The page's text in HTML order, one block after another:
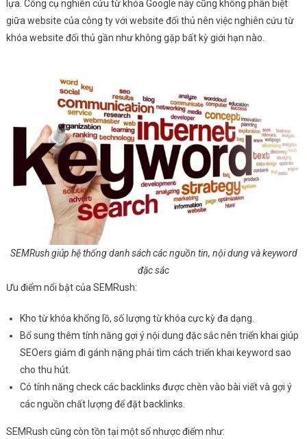
lựa. Công cụ nghiên cứu từ khóa Google này cũng không phân biệt
giữa website của công ty với website đối thủ nên việc nghiên cứu từ
khóa website đối thủ gần như không gặp bất kỳ giới hạn nào.
SEMRush giúp hệ thống danh sách các nguồn tin, nội dung và keyword
đặc sắc
Ưu điểm nổi bật của SEMRush:
Kho từ khóa khổng lồ, số lượng từ khóa cực kỳ đa dạng.
Bổ sung thêm tính năng gợi ý nội dung đặc sắc nên triển khai giúp
SEOers giảm đi gánh nặng phải tìm cách triển khai keyword sao
cho thu hút.
Có tính năng check các backlinks được chèn vào bài viết và gợi ý
các nguồn chất lượng để đặt backlinks.
SEMRush cũng còn tồn tại một số nhược điểm như: